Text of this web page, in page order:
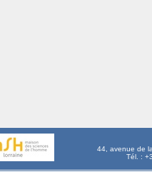
44, avenue de
Tél. :